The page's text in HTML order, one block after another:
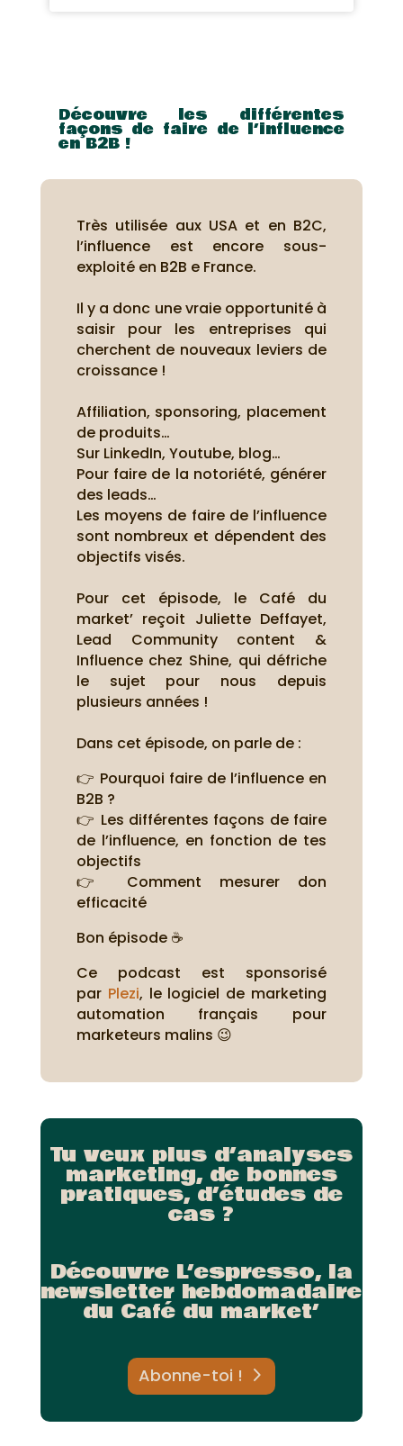
Découvre les différentes
façons de faire de l’influence
en B2B !
Très utilisée aux USA et en B2C,
l’influence est encore sous-
exploité en B2B e France.
Il y a donc une vraie opportunité à
saisir pour les entreprises qui
cherchent de nouveaux leviers de
croissance !
Affiliation, sponsoring, placement
de produits…
Sur LinkedIn, Youtube, blog…
Pour faire de la notoriété, générer
des leads…
Les moyens de faire de l’influence
sont nombreux et dépendent des
objectifs visés.
Pour cet épisode, le Café du
market’ reçoit Juliette Deffayet,
Lead Community content &
Influence chez Shine, qui défriche
le sujet pour nous depuis
plusieurs années !
Dans cet épisode, on parle de :
👉 Pourquoi faire de l’influence en
B2B ?
👉 Les différentes façons de faire
de l’influence, en fonction de tes
objectifs
👉 Comment mesurer don
efficacité
Bon épisode ☕
Ce podcast est sponsorisé
par Plezi, le logiciel de marketing
automation français pour
marketeurs malins 😉
Tu veux plus d’analyses
marketing, de bonnes
pratiques, d’études de
cas ?
Découvre L’espresso, la
newsletter hebdomadaire
du Café du market’
Abonne-toi !